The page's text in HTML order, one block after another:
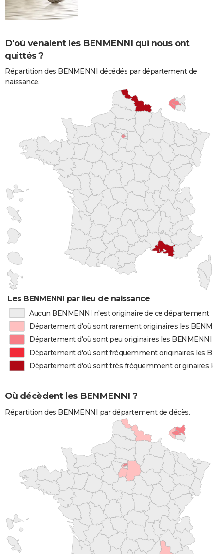
D'où venaient les BENMENNI qui nous ont
quittés ?
Répartition des BENMENNI décédés par département de
naissance.
Les BENMENNI par lieu de naissance
Aucun BENMENNI n'est originaire de ce département
Département d'où sont rarement originaires les
Département d'où sont peu originaires les BENMENNI
Département d'où sont fréquemment originaires les
Département d'où sont très fréquemment originaires
Où décèdent les BENMENNI ?
Répartition des BENMENNI par département de décès.